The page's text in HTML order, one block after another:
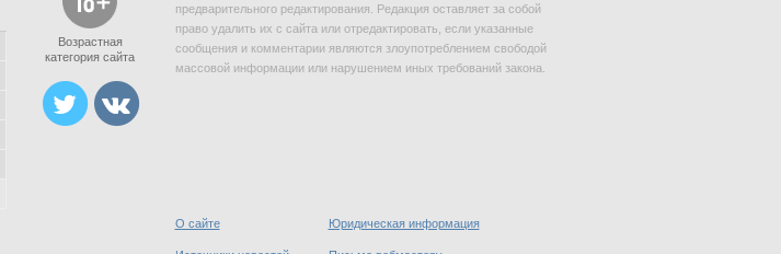
Возрастная
категория сайта
предварительного редактирования. Редакция оставляет за собой
право удалить их с сайта или отредактировать, если указанные
сообщения и комментарии являются злоупотреблением свободой
массовой информации или нарушением иных требований закона.
О сайте Юридическая информация